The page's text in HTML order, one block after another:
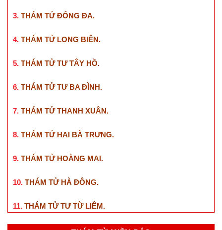
3. THÁM TỬ ĐỐNG ĐA.
4. THÁM TỬ LONG BIÊN.
5. THÁM TỬ TƯ TÂY HỒ.
6. THÁM TỬ TƯ BA ĐÌNH.
7. THÁM TỬ THANH XUÂN.
8. THÁM TỬ HAI BÀ TRƯNG.
9. THÁM TỬ HOÀNG MAI.
10. THÁM TỬ HÀ ĐÔNG.
11. THÁM TỬ TƯ TỪ LIÊM.